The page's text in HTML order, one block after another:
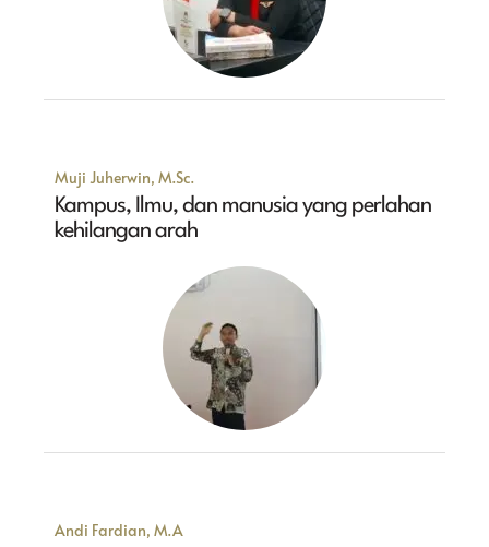
Muji Juherwin, M.Sc.
Kampus, Ilmu, dan manusia yang perlahan
kehilangan arah
Andi Fardian, M.A